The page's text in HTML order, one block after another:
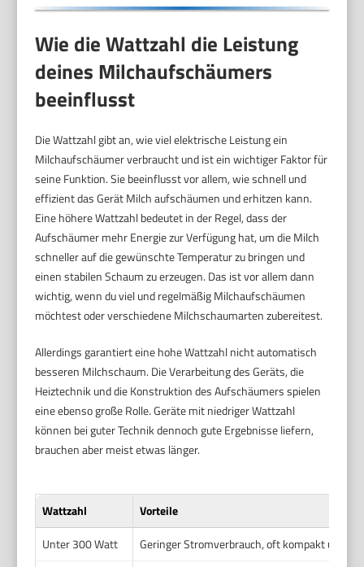
Wie die Wattzahl die Leistung
deines Milchaufschäumers
beeinflusst
Die Wattzahl gibt an, wie viel elektrische Leistung ein
Milchaufschäumer verbraucht und ist ein wichtiger Faktor für
seine Funktion. Sie beeinflusst vor allem, wie schnell und
effizient das Gerät Milch aufschäumen und erhitzen kann.
Eine höhere Wattzahl bedeutet in der Regel, dass der
Aufschäumer mehr Energie zur Verfügung hat, um die Milch
schneller auf die gewünschte Temperatur zu bringen und
einen stabilen Schaum zu erzeugen. Das ist vor allem dann
wichtig, wenn du viel und regelmäßig Milchaufschäumen
möchtest oder verschiedene Milchschaumarten zubereitest.
Allerdings garantiert eine hohe Wattzahl nicht automatisch
besseren Milchschaum. Die Verarbeitung des Geräts, die
Heiztechnik und die Konstruktion des Aufschäumers spielen
eine ebenso große Rolle. Geräte mit niedriger Wattzahl
können bei guter Technik dennoch gute Ergebnisse liefern,
brauchen aber meist etwas länger.
Wattzahl
Vorteile
Unter 300 Watt
Geringer Stromverbrauch, oft kompakt und